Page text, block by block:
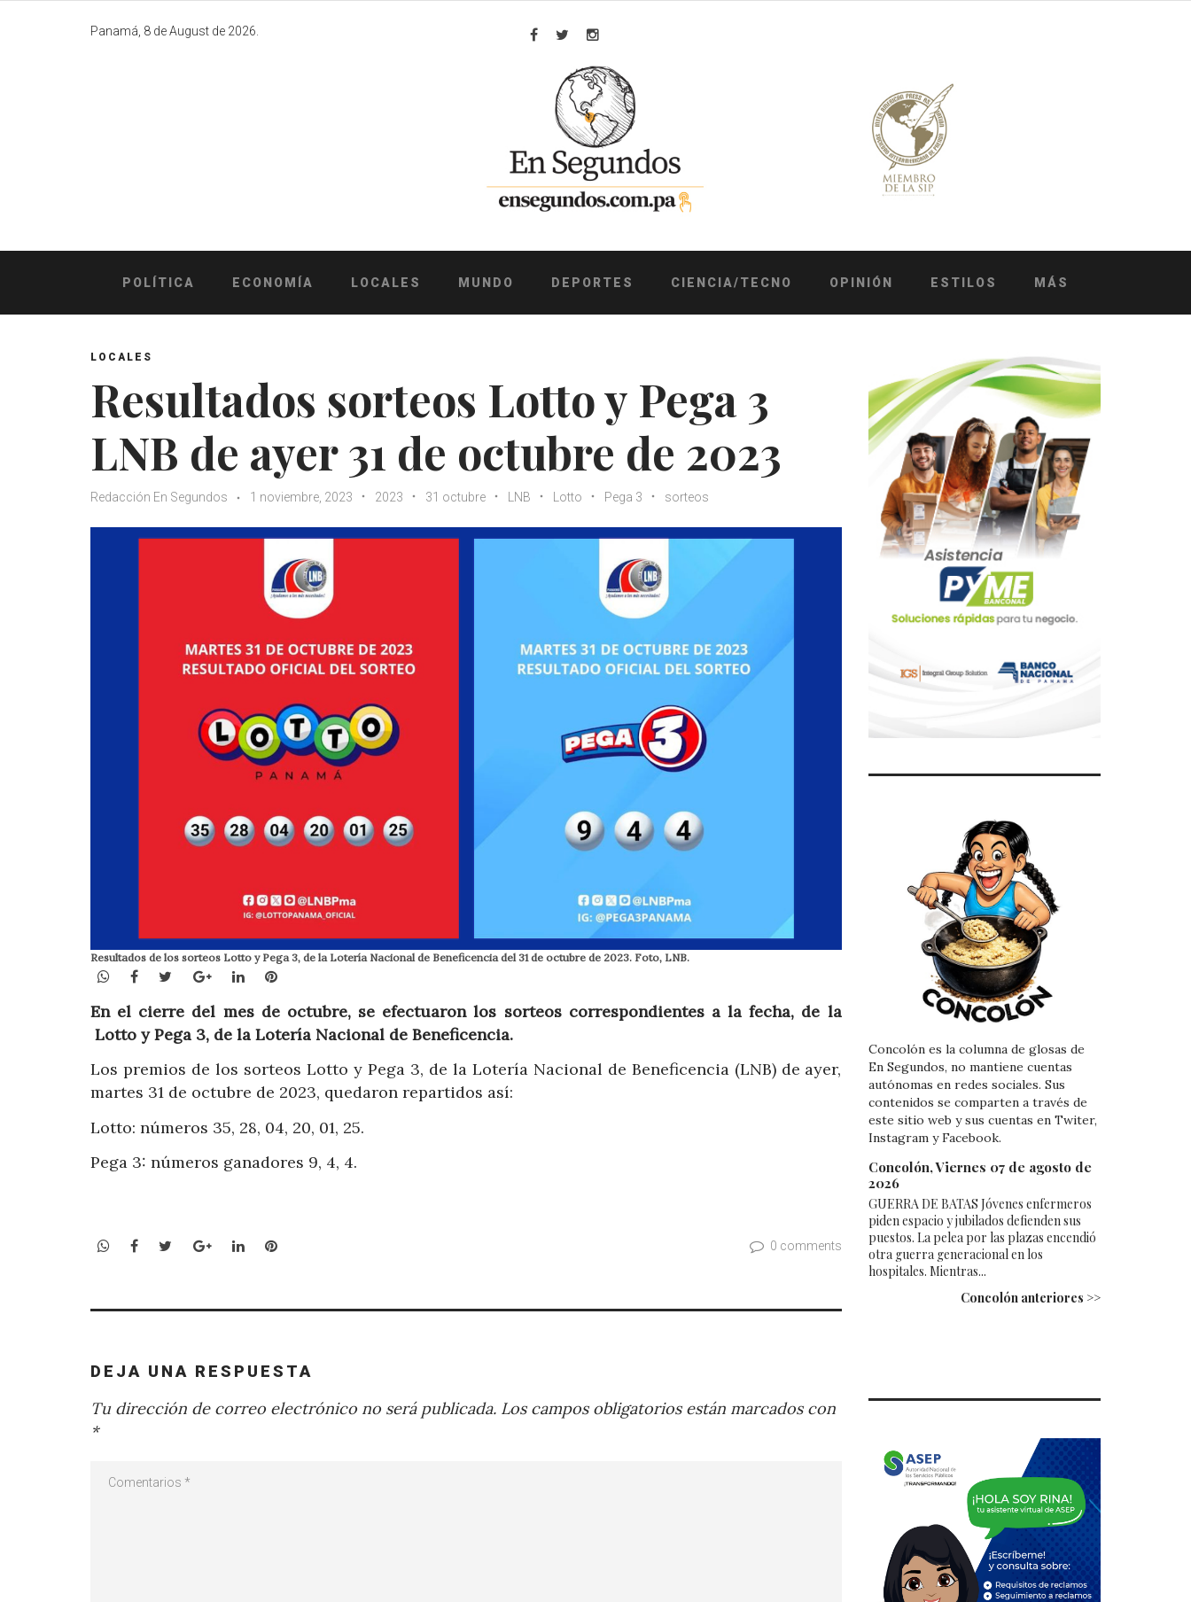
Panamá, 8 de August de 2026.
Facebook
TwitterInstagram
POLÍTICA ECONOMÍA LOCALES MUNDO DEPORTES CIENCIA/TECNO OPINIÓN ESTILOS MÁS
LOCALES
Resultados sorteos Lotto y Pega 3
LNB de ayer 31 de octubre de 2023
Redacción En Segundos 1 noviembre, 2023 2023 31 octubre LNB Lotto Pega 3 sorteos
Resultados de los sorteos Lotto y Pega 3, de la Lotería Nacional de Beneficencia del 31 de octubre de 2023. Foto, LNB.
WhatsApp
Facebook
TwitterGoogle+LinkedInPinterest
En el cierre del mes de octubre, se efectuaron los sorteos correspondientes a la fecha, de la
Lotto y Pega 3, de la Lotería Nacional de Beneficencia.
Los premios de los sorteos Lotto y Pega 3, de la Lotería Nacional de Beneficencia (LNB) de ayer,
martes 31 de octubre de 2023, quedaron repartidos así:
Lotto: números 35, 28, 04, 20, 01, 25.
Pega 3: números ganadores 9, 4, 4.
WhatsApp
Facebook
TwitterGoogle+LinkedInPinterest 0 comments
DEJA UNA RESPUESTA
Tu dirección de correo electrónico no será publicada. Los campos obligatorios están marcados con
*
Concolón es la columna de glosas de
En Segundos, no mantiene cuentas
autónomas en redes sociales. Sus
contenidos se comparten a través de
este sitio web y sus cuentas en Twiter,
Instagram y Facebook.
Concolón, Viernes 07 de agosto de
2026
GUERRA DE BATAS Jóvenes enfermeros
piden espacio y jubilados defienden sus
puestos. La pelea por las plazas encendió
otra guerra generacional en los
hospitales. Mientras...
Concolón anteriores >>